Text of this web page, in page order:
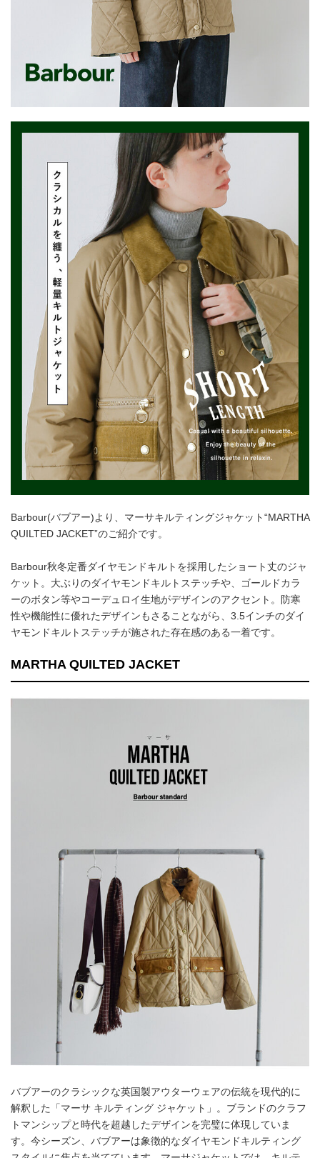
Barbour(バブアー)より、マーサキルティングジャケット“MARTHA
QUILTED JACKET”のご紹介です。
Barbour秋冬定番ダイヤモンドキルトを採用したショート丈のジャ
ケット。大ぶりのダイヤモンドキルトステッチや、ゴールドカラ
ーのボタン等やコーデュロイ生地がデザインのアクセント。防寒
性や機能性に優れたデザインもさることながら、3.5インチのダイ
ヤモンドキルトステッチが施された存在感のある一着です。
MARTHA QUILTED JACKET
バブアーのクラシックな英国製アウターウェアの伝統を現代的に
解釈した「マーサ キルティング ジャケット」。ブランドのクラフ
トマンシップと時代を超越したデザインを完璧に体現していま
す。今シーズン、バブアーは象徴的なダイヤモンドキルティング